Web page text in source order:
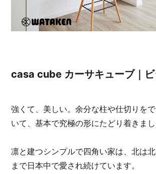
casa cube カーサキューブ｜
強くて、美しい。余分な柱や仕切りを
いて、基本で究極の形にたどり着きまし
凛と建つシンプルで四角い家は、北は
まで日本中で愛され続けています。